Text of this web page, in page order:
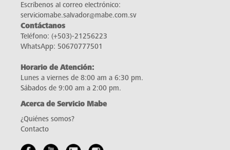
Escríbenos al correo electrónico:
serviciomabe.salvador@mabe.com.sv
Contáctanos
Teléfono: (+503)-21256223
WhatsApp: 50670777501
Horario de Atención:
Lunes a viernes de 8:00 am a 6:30 pm.
Sábados de 9:00 am a 2:00 pm.
Acerca de Servicio Mabe
¿Quiénes somos?
Contacto